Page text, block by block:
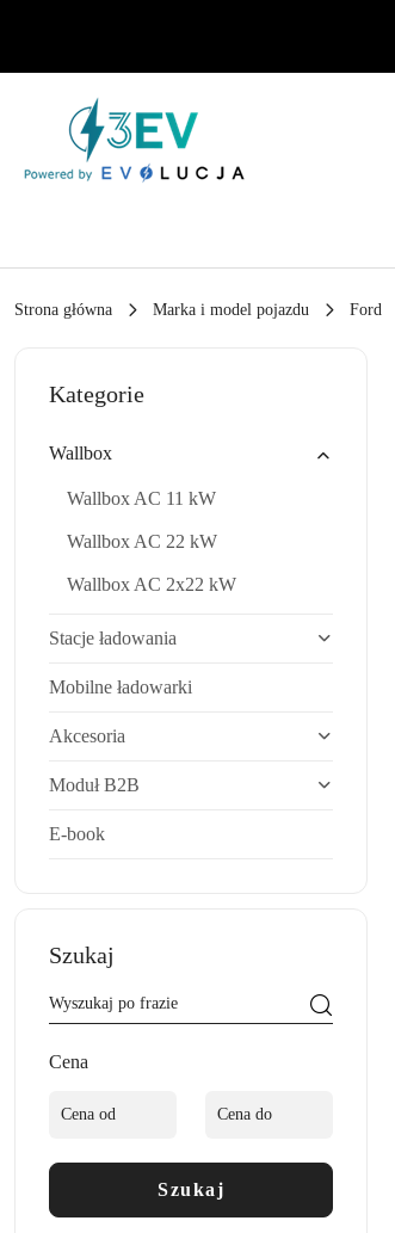
Strona główna Marka i model pojazdu Ford
Kategorie
Wallbox
Wallbox AC 11 kW
Wallbox AC 22 kW
Wallbox AC 2x22 kW
Stacje ładowania
Mobilne ładowarki
Akcesoria
Moduł B2B
E-book
Szukaj
Cena
Szukaj